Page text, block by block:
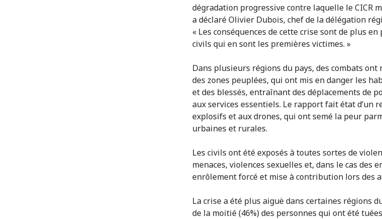
dégradation progressive contre laquelle le CICR
a déclaré Olivier Dubois, chef de la délégation
« Les conséquences de cette crise sont de plus
civils qui en sont les premières victimes. »
Dans plusieurs régions du pays, des combats
des zones peuplées, qui ont mis en danger les
et des blessés, entraînant des déplacements de
aux services essentiels. Le rapport fait état d’un
explosifs et aux drones, qui ont semé la peur
urbaines et rurales.
Les civils ont été exposés à toutes sortes de
menaces, violences sexuelles et, dans le cas des
enrôlement forcé et mise à contribution lors des
La crise a été plus aiguë dans certaines régions
de la moitié (46%) des personnes qui ont été